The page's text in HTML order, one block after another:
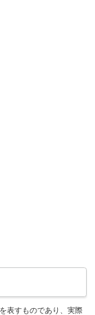
表すものであり、実際